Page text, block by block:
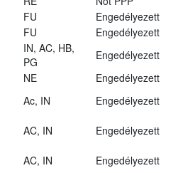
FU
Engedélyezett
FU
Engedélyezett
IN, AC, HB,
PG
Engedélyezett
NE
Engedélyezett
Ac, IN
Engedélyezett
AC, IN
Engedélyezett
AC, IN
Engedélyezett